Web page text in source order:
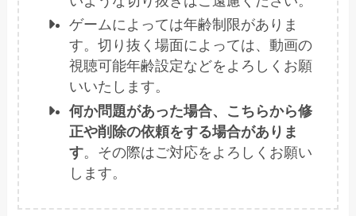
ゲームによっては年齢制限がありま
す。切り抜く場面によっては、動画の
視聴可能年齢設定などをよろしくお願
いいたします。
何か問題があった場合、こちらから修
正や削除の依頼をする場合がありま
す。その際はご対応をよろしくお願い
します。